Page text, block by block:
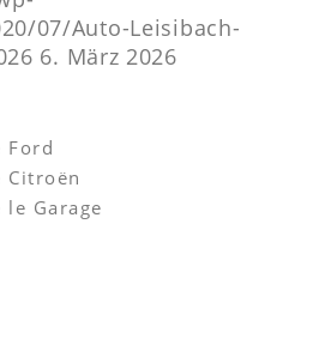
Ford
Citroën
Garage
07/Auto-Leisibach-
6. März 2026